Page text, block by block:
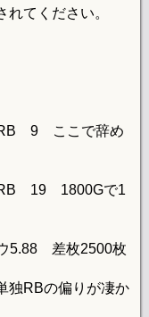
てください。
9 ここで辞め
19 1800Gで1
差枚2500枚
独RBの偏りが凄か